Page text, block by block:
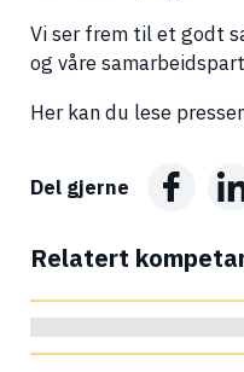
Vi ser frem til et godt
og våre
Her kan du lese
Del gjerne
Relatert